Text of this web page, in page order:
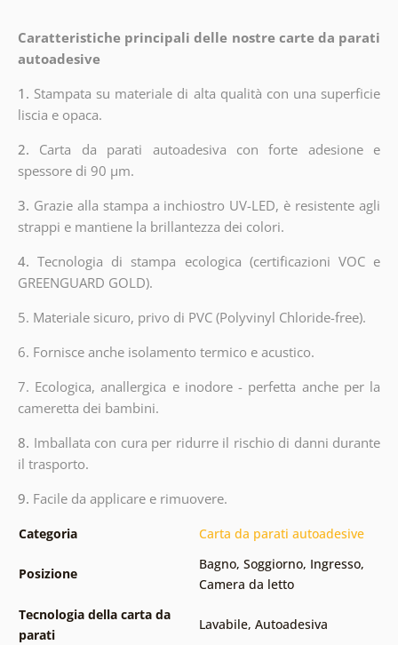
Caratteristiche principali delle nostre carte da parati
autoadesive
1. Stampata su materiale di alta qualità con una superficie
liscia e opaca.
2. Carta da parati autoadesiva con forte adesione e
spessore di 90 µm.
3. Grazie alla stampa a inchiostro UV-LED, è resistente agli
strappi e mantiene la brillantezza dei colori.
4.Tecnologia di stampa ecologica (certificazioni VOC e
GREENGUARD GOLD).
5. Materiale sicuro, privo di PVC (Polyvinyl Chloride-free).
6. Fornisce anche isolamento termico e acustico.
7. Ecologica, anallergica e inodore - perfetta anche per la
cameretta dei bambini.
8. Imballata con cura per ridurre il rischio di danni durante
il trasporto.
9. Facile da applicare e rimuovere.
Categoria Carta da parati autoadesive
Posizione
Bagno, Soggiorno, Ingresso,
Camera da letto
Tecnologia della carta da
parati
Lavabile, Autoadesiva